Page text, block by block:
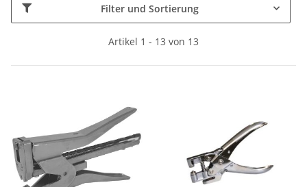
Filter und Sortierung
Artikel 1 - 13 von 13